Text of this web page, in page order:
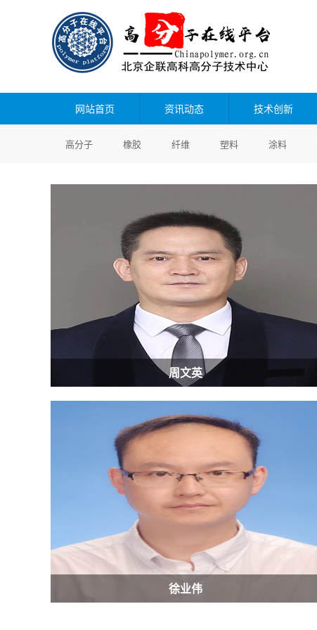
网站首页 资讯动态 技术创新
高分子 橡胶 纤维 塑料 涂料
周文英
徐业伟